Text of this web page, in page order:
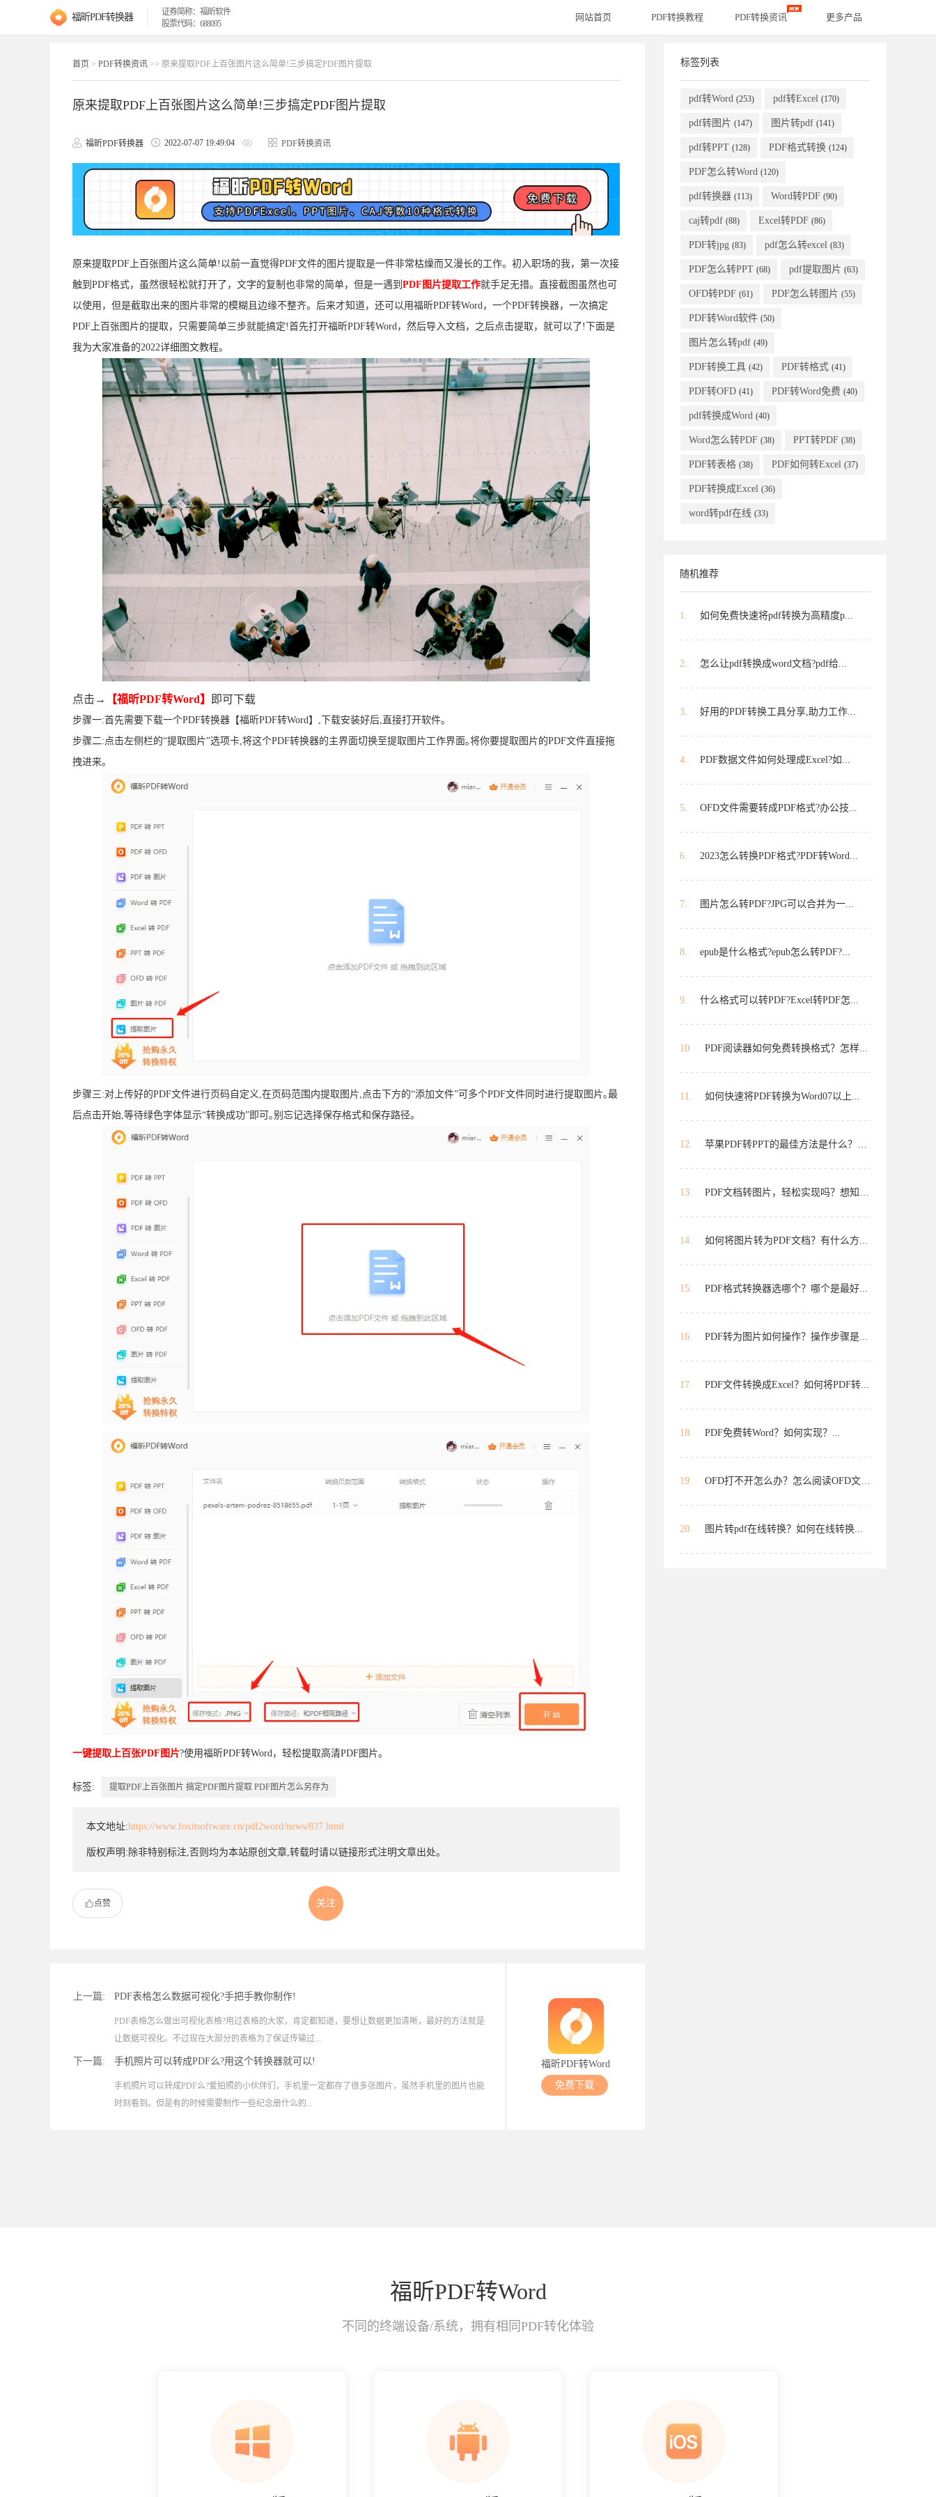
福昕PDF转换器
证券简称：福昕软件
股票代码：688095
网站首页 PDF转换教程 PDF转换资讯 更多产品
首页 > PDF转换资讯 >> 原来提取PDF上百张图片这么简单!三步搞定PDF图片提取
原来提取PDF上百张图片这么简单!三步搞定PDF图片提取
福昕PDF转换器 2022-07-07 19:49:04 PDF转换资讯
原来提取PDF上百张图片这么简单!以前一直觉得PDF文件的图片提取是一件非常枯燥而又漫长的工作。初入职场的我，第一次接
触到PDF格式，虽然很轻松就打开了，文字的复制也非常的简单，但是一遇到 PDF图片提取工作就手足无措。直接截图虽然也可
以使用，但是截取出来的图片非常的模糊且边缘不整齐。后来才知道，还可以用福昕PDF转Word，一个PDF转换器，一次搞定
PDF上百张图片的提取，只需要简单三步就能搞定!首先打开福昕PDF转Word，然后导入文档，之后点击提取，就可以了!下面是
我为大家准备的2022详细图文教程。
点击→ 【福昕PDF转Word】 即可下载
步骤一:首先需要下载一个PDF转换器【福昕PDF转Word】,下载安装好后,直接打开软件｡
步骤二:点击左侧栏的“提取图片”选项卡,将这个PDF转换器的主界面切换至提取图片工作界面｡将你要提取图片的PDF文件直接拖
拽进来｡
步骤三:对上传好的PDF文件进行页码自定义,在页码范围内提取图片,点击下方的“添加文件”可多个PDF文件同时进行提取图片｡最
后点击开始,等待绿色字体显示“转换成功”即可｡别忘记选择保存格式和保存路径。
一键提取上百张PDF图片?使用福昕PDF转Word，轻松提取高清PDF图片。
标签: 提取PDF上百张图片 搞定PDF图片提取 PDF图片怎么另存为
本文地址:https://www.foxitsoftware.cn/pdf2word/news/837.html
版权声明:除非特别标注,否则均为本站原创文章,转载时请以链接形式注明文章出处。
点赞 关注
上一篇: PDF表格怎么数据可视化?手把手教你制作!
PDF表格怎么做出可视化表格?用过表格的大家，肯定都知道，要想让数据更加清晰，最好的方法就是
让数据可视化。不过现在大部分的表格为了保证传输过...
下一篇: 手机照片可以转成PDF么?用这个转换器就可以!
手机照片可以转成PDF么?爱拍照的小伙伴们，手机里一定都存了很多张图片，虽然手机里的图片也能
时刻看到。但是有的时候需要制作一些纪念册什么的...
福昕PDF转Word
免费下载
标签列表
pdf转Word (253) pdf转Excel (170)
pdf转图片 (147) 图片转pdf (141)
pdf转PPT (128) PDF格式转换 (124)
PDF怎么转Word (120)
pdf转换器 (113) Word转PDF (90)
caj转pdf (88) Excel转PDF (86)
PDF转jpg (83) pdf怎么转excel (83)
PDF怎么转PPT (68) pdf提取图片 (63)
OFD转PDF (61) PDF怎么转图片 (55)
PDF转Word软件 (50)
图片怎么转pdf (49)
PDF转换工具 (42) PDF转格式 (41)
PDF转OFD (41) PDF转Word免费 (40)
pdf转换成Word (40)
Word怎么转PDF (38) PPT转PDF (38)
PDF转表格 (38) PDF如何转Excel (37)
PDF转换成Excel (36)
word转pdf在线 (33)
随机推荐
1. 如何免费快速将pdf转换为高精度p...
2. 怎么让pdf转换成word文档?pdf给...
3. 好用的PDF转换工具分享,助力工作...
4. PDF数据文件如何处理成Excel?如...
5. OFD文件需要转成PDF格式?办公技...
6. 2023怎么转换PDF格式?PDF转Word...
7. 图片怎么转PDF?JPG可以合并为一...
8. epub是什么格式?epub怎么转PDF?...
9. 什么格式可以转PDF?Excel转PDF怎...
10. PDF阅读器如何免费转换格式？怎样...
11. 如何快速将PDF转换为Word07以上...
12. 苹果PDF转PPT的最佳方法是什么？怎...
13. PDF文档转图片，轻松实现吗？想知道...
14. 如何将图片转为PDF文档？有什么方...
15. PDF格式转换器选哪个？哪个是最好...
16. PDF转为图片如何操作？操作步骤是...
17. PDF文件转换成Excel？如何将PDF转...
18. PDF免费转Word？如何实现？...
19. OFD打不开怎么办？怎么阅读OFD文件...
20. 图片转pdf在线转换？如何在线转换...
福昕PDF转Word
不同的终端设备/系统，拥有相同PDF转化体验